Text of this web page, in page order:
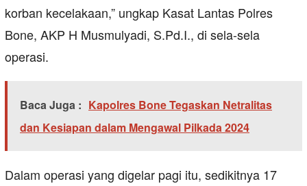
korban kecelakaan,” ungkap Kasat Lantas Polres
Bone, AKP H Musmulyadi, S.Pd.I., di sela-sela
operasi.
Baca Juga : Kapolres Bone Tegaskan Netralitas
dan Kesiapan dalam Mengawal Pilkada 2024
Dalam operasi yang digelar pagi itu, sedikitnya 17